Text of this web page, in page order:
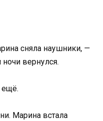
сняла наушники, —
вернулся.
ещё.
Марина встала